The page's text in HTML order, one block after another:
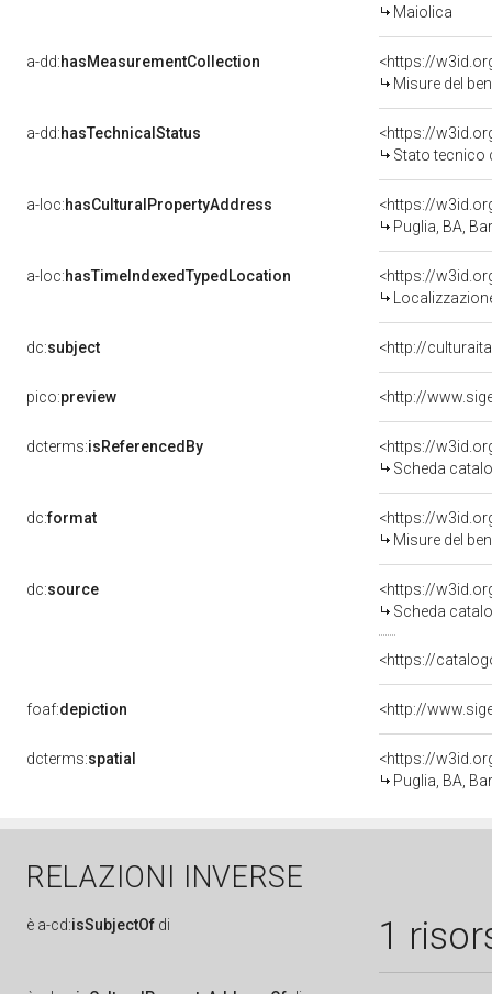
Maiolica
a-dd:hasMeasurementCollection
<https://
Misure del
a-dd:hasTechnicalStatus
<https://
Stato tecnico
a-loc:hasCulturalPropertyAddress
<https://
Puglia, BA,
a-loc:hasTimeIndexedTypedLocation
<https://
dc:subject <http://
pico:preview
dcterms:isReferencedBy
<https://
Scheda
dc:format
<https://
Misure del
dc:source
<https://
Scheda
<https://
foaf:depiction
dcterms:spatial
<https://
Puglia, BA,
RELAZIONI INVERSE
è a-cd:isSubjectOf di 1